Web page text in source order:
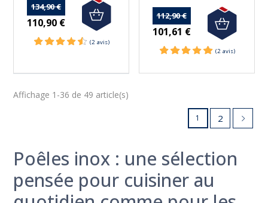
(1 avis)
134,90 €
110,90 €
112,90 €
101,61 €
Affichage 1-36 de 49 article(s)
1 2
Poêles inox : une sélection
pensée pour cuisiner au